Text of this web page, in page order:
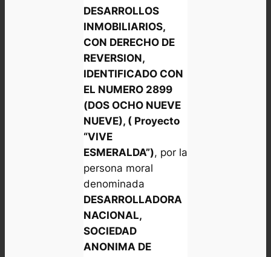
DESARROLLOS
INMOBILIARIOS,
CON DERECHO DE
REVERSION,
IDENTIFICADO CON
EL NUMERO 2899
(DOS OCHO NUEVE
NUEVE), ( Proyecto
“VIVE
ESMERALDA”), por la
persona moral
denominada
DESARROLLADORA
NACIONAL,
SOCIEDAD
ANONIMA DE